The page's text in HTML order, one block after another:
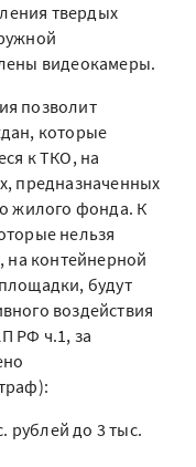
твердых
видеокамеры.
позволит
которые
к ТКО, на
предназначенных
жилого фонда. К
нельзя
на контейнерной
будут
воздействия
РФ ч.1, за
рублей до 3 тыс.